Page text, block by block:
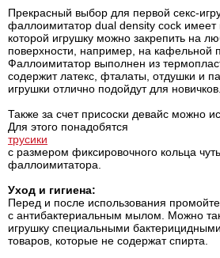
Прекрасный выбор для первой секс-
фаллоимитатор dual density cock
которой игрушку можно закрепить на
поверхности, например, на кафельной
Фаллоимитатор выполнен из
содержит латекс, фталаты, отдушки и
игрушки отлично подойдут для новичков.
Также за счет присоски девайс можно
Для этого понадобятся
трусики
с размером фиксировочного кольца
фаллоимитатора.
Уход и гигиена:
Перед и после использования
с антибактериальным мылом. Можно
игрушку специальными
товаров, которые не содержат спирта.